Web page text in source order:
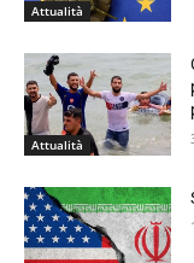
Attualità
Attualità